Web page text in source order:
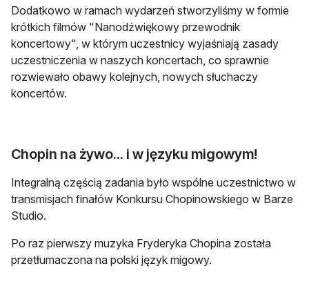
Dodatkowo w ramach wydarzeń stworzyliśmy w formie
krótkich filmów "Nanodźwiękowy przewodnik
koncertowy", w którym uczestnicy wyjaśniają zasady
uczestniczenia w naszych koncertach, co sprawnie
rozwiewało obawy kolejnych, nowych słuchaczy
koncertów.
Chopin na żywo... i w języku migowym!
Integralną częścią zadania było wspólne uczestnictwo w
transmisjach finałów Konkursu Chopinowskiego w Barze
Studio.
Po raz pierwszy muzyka Fryderyka Chopina została
przetłumaczona na polski język migowy.